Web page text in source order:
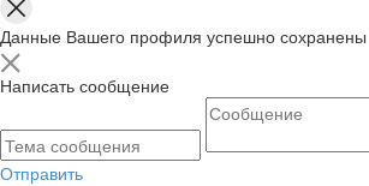
Данные Вашего профиля успешно сохранены
Написать сообщение
Отправить